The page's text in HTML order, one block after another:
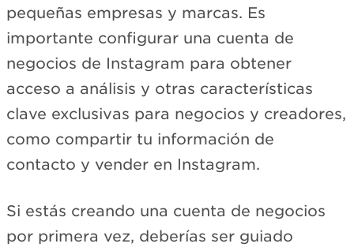
pequeñas empresas y marcas. Es
importante configurar una cuenta de
negocios de Instagram para obtener
acceso a análisis y otras características
clave exclusivas para negocios y creadores,
como compartir tu información de
contacto y vender en Instagram.
Si estás creando una cuenta de negocios
por primera vez, deberías ser guiado